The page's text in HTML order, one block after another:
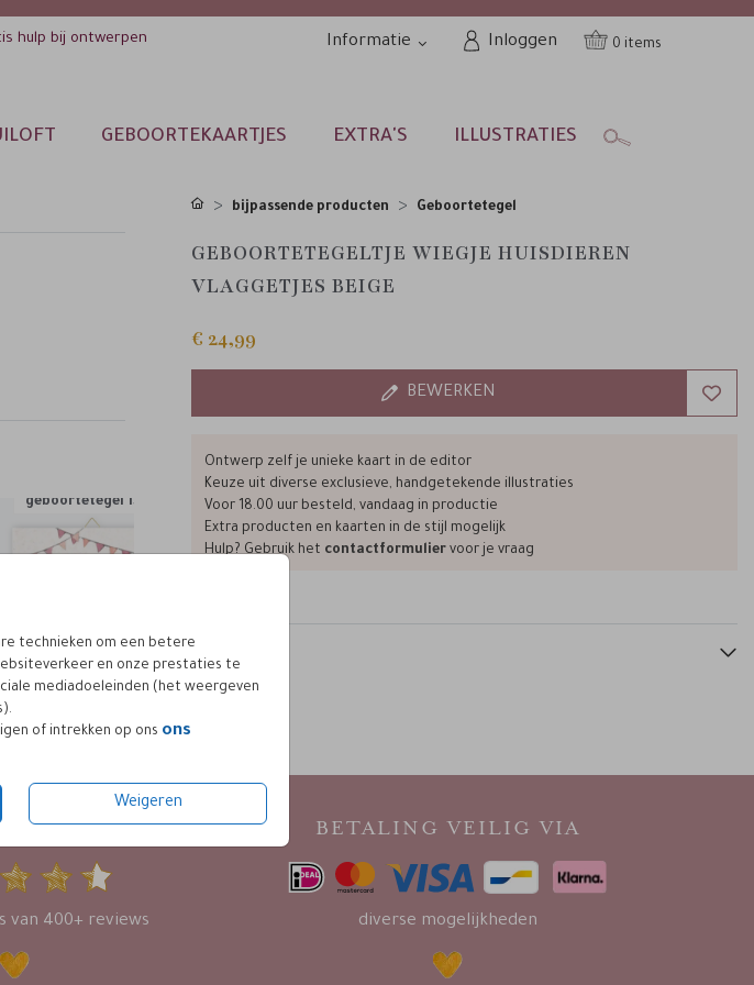
hulp bij ontwerpen Informatie Inloggen 0
GEBOORTEKAARTJES EXTRA'S ILLUSTRATIES
technieken om een betere
en onze prestaties te
mediadoeleinden (het weergeven
of intrekken op ons ons
Weigeren
geboortetegel 15x15 geboortetegel 15x15 geboortetegel 15x15
bijpassende producten Geboortetegel
GEBOORTETEGELTJE WIEGJE HUISDIEREN
VLAGGETJES BEIGE
€ 24,99
BEWERKEN
Ontwerp zelf je unieke kaart in de editor
Keuze uit diverse exclusieve, handgetekende illustraties
Voor 18.00 uur besteld, vandaag in productie
Extra producten en kaarten in de stijl mogelijk
Hulp? Gebruik het contactformuliervoor je vraag
Prijzen
van 400+ reviews
BETALING VEILIG VIA
diverse mogelijkheden